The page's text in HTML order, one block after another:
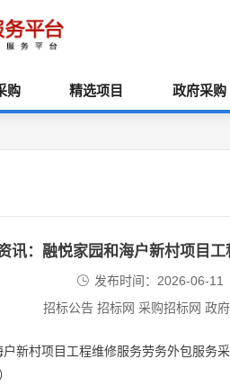
购 精选项目 政府采购
讯：融悦家园和海户新村项目
发布时间：2026-06-11
招标公告 招标网 采购招标网 政
新村项目工程维修服务劳务外包服务